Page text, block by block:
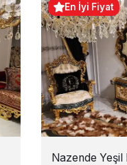
En İyi Fiyat
Nazende